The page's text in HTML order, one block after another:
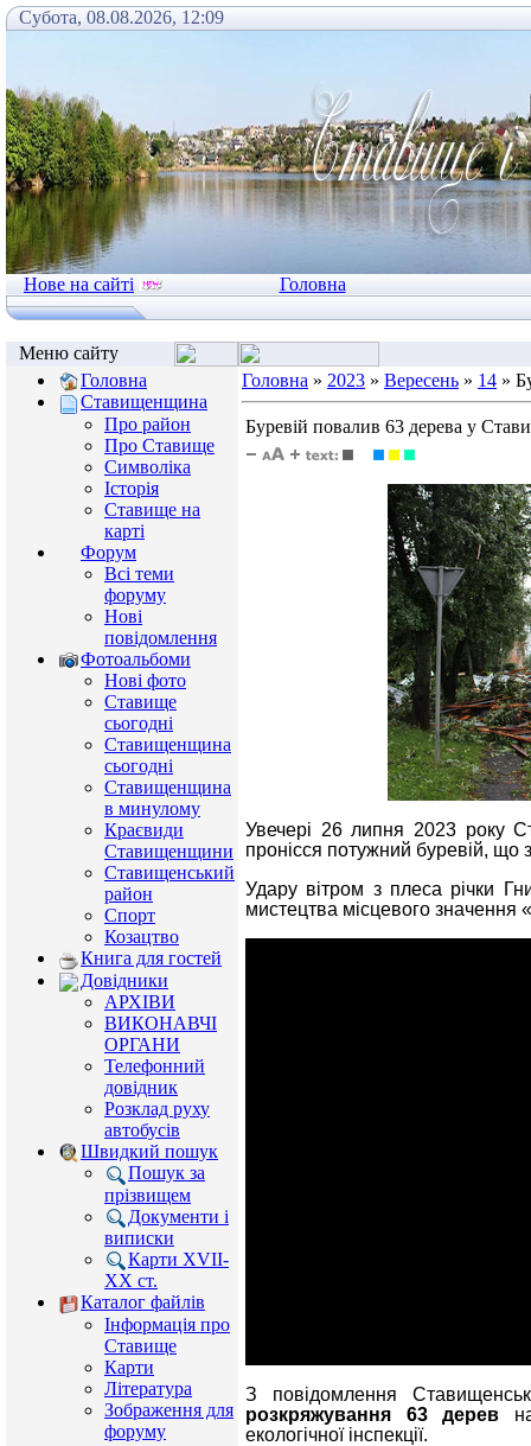
Субота, 08.08.2026, 12:09
Нове на сайті Головна
Меню сайту
Головна
Ставищенщина
Про район
Про Ставище
Символіка
Історія
Ставище на
карті
Форум
Всі теми
форуму
Нові
повідомлення
Фотоальбоми
Нові фото
Ставище
сьогодні
Ставищенщина
сьогодні
Ставищенщина
в минулому
Краєвиди
Ставищенщини
Ставищенський
район
Спорт
Козацтво
Книга для гостей
Довідники
АРХІВИ
ВИКОНАВЧІ
ОРГАНИ
Телефонний
довідник
Розклад руху
автобусів
Швидкий пошук
Пошук за
прізвищем
Документи і
виписки
Карти XVII-
XX ст.
Каталог файлів
Інформація про
Ставище
Карти
Література
Зображення для
форуму
Головна » 2023 » Вересень » 14 »
Буревій повалив 63 дерева у
Увечері 26 липня 2023 року
пронісся потужний буревій, що
Удару вітром з плеса річки
мистецтва місцевого значення «
З повідомлення
розкряжування 63 дерев
екологічної інспекції.